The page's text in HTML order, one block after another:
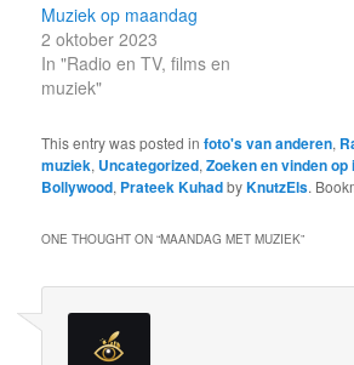
Muziek op maandag
2 oktober 2023
In "Radio en TV, films en
muziek"
This entry was posted infoto's van anderen,
muziek, Uncategorized,Zoeken en vinden
Bollywood, Prateek KuhadbyKnutzEls.
ONE THOUGHT ON “MAANDAG MET MUZIEK”